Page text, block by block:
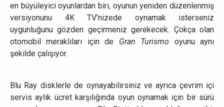
en büyüleyici oyunlardan biri, oyunun yeniden düzenlenmiş
versiyonunu 4K TV'nizede oynamak isterseniz
uygunluğunu gözden geçirmeniz gerekecek. Çokça olan
otomobil meraklıları için de Gran Turismo oyunu aynı
şekilde çalışıyor.
Blu Ray disklerle de oynayabilirsiniz ve ayrıca çevrim içi
servis aylık ücret karşılığında oyun oynamak için bir sürü